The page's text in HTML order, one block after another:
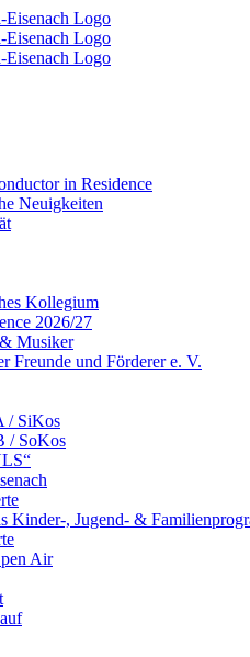
in Residence
Neuigkeiten
Kollegium
2026/27
Musiker
Freunde und Förderer e. V.
/ SiKos
/ SoKos
Kinder-, Jugend- &
Air